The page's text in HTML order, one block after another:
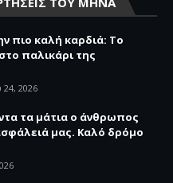
πιο καλή καρδιά: Το
παλικάρι της
24, 2026
τα μάτια ο άνθρωπος
μας. Καλό δρόμο